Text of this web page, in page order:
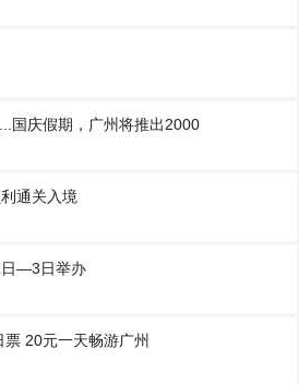
国庆假期，广州将推出2000
通关入境
日—3日举办
20元一天畅游广州